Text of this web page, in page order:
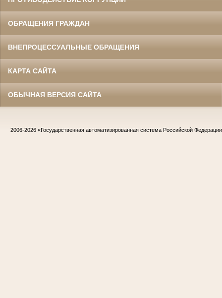
ОБРАЩЕНИЯ ГРАЖДАН
ВНЕПРОЦЕССУАЛЬНЫЕ ОБРАЩЕНИЯ
КАРТА САЙТА
ОБЫЧНАЯ ВЕРСИЯ САЙТА
2006-2026 «Государственная автоматизированная система Российской